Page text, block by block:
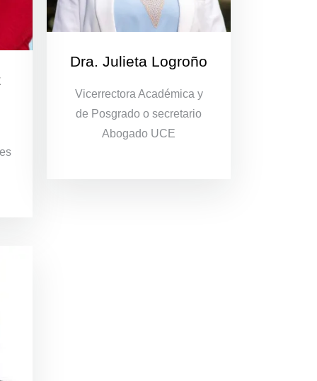
Dra. Julieta Logroño
Vicerrectora Académica y
de Posgrado o secretario
Abogado UCE